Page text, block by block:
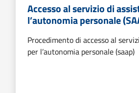
Accesso al servizio di
l’autonomia personale
Procedimento di accesso al
per l’autonomia personale (saap)